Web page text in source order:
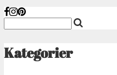
Kategorier